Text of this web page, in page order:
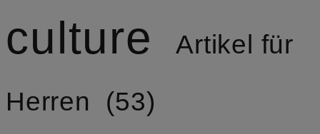
culture
Artikel für
Herren
53